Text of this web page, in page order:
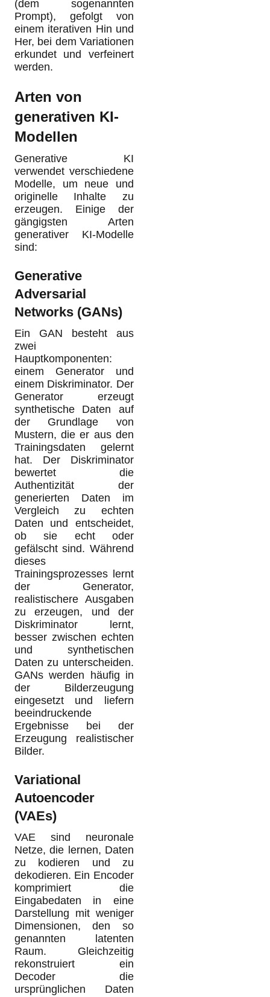
(dem sogenannten
Prompt), gefolgt von
einem iterativen Hin und
Her, bei dem Variationen
erkundet und verfeinert
werden.
Arten von
generativen KI-
Modellen
Generative KI
verwendet verschiedene
Modelle, um neue und
originelle Inhalte zu
erzeugen. Einige der
gängigsten Arten
generativer KI-Modelle
sind:
Generative
Adversarial
Networks (GANs)
Ein GAN besteht aus
zwei
Hauptkomponenten:
einem Generator und
einem Diskriminator. Der
Generator erzeugt
synthetische Daten auf
der Grundlage von
Mustern, die er aus den
Trainingsdaten gelernt
hat. Der Diskriminator
bewertet die
Authentizität der
generierten Daten im
Vergleich zu echten
Daten und entscheidet,
ob sie echt oder
gefälscht sind. Während
dieses
Trainingsprozesses lernt
der Generator,
realistischere Ausgaben
zu erzeugen, und der
Diskriminator lernt,
besser zwischen echten
und synthetischen
Daten zu unterscheiden.
GANs werden häufig in
der Bilderzeugung
eingesetzt und liefern
beeindruckende
Ergebnisse bei der
Erzeugung realistischer
Bilder.
Variational
Autoencoder
(VAEs)
VAE sind neuronale
Netze, die lernen, Daten
zu kodieren und zu
dekodieren. Ein Encoder
komprimiert die
Eingabedaten in eine
Darstellung mit weniger
Dimensionen, den so
genannten latenten
Raum. Gleichzeitig
rekonstruiert ein
Decoder die
ursprünglichen Daten